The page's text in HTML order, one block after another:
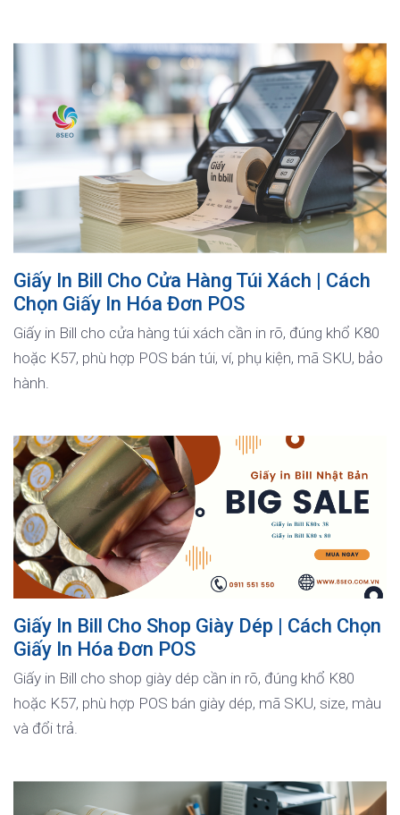
Giấy In Bill Cho Cửa Hàng Túi Xách | Cách
Chọn Giấy In Hóa Đơn POS
Giấy in Bill cho cửa hàng túi xách cần in rõ, đúng khổ K80
hoặc K57, phù hợp POS bán túi, ví, phụ kiện, mã SKU, bảo
hành.
Giấy In Bill Cho Shop Giày Dép | Cách Chọn
Giấy In Hóa Đơn POS
Giấy in Bill cho shop giày dép cần in rõ, đúng khổ K80
hoặc K57, phù hợp POS bán giày dép, mã SKU, size, màu
và đổi trả.